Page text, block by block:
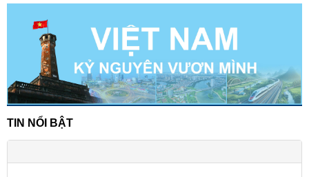
TIN NỔI BẬT